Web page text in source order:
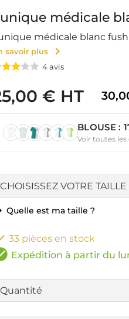
médicale
médicale blanc
savoir plus chevron_right
4avis
€ HT
BLOUSE :
Voir toutes
Quelle est ma taille ?
33 pièces en stock
Expédition à partir du